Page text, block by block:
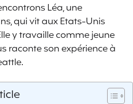
Léa, une
qui vit aux Etats-Unis
y travaille comme jeune
raconte son expérience à